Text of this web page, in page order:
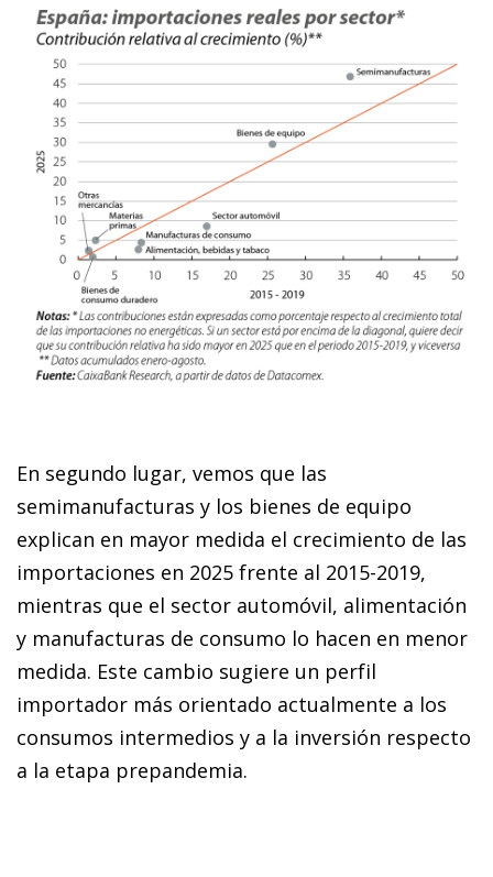
En segundo lugar, vemos que las
semimanufacturas y los bienes de equipo
explican en mayor medida el crecimiento de las
importaciones en 2025 frente al 2015-2019,
mientras que el sector automóvil, alimentación
y manufacturas de consumo lo hacen en menor
medida. Este cambio sugiere un perfil
importador más orientado actualmente a los
consumos intermedios y a la inversión respecto
a la etapa prepandemia.